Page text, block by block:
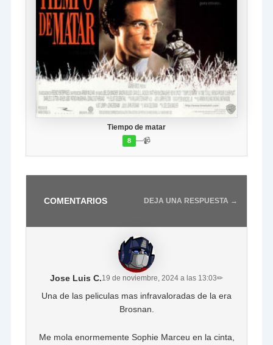
Tiempo de matar
8 —📹
COMENTARIOS DEJA UNA RESPUESTA →
Jose Luis C.19 de noviembre, 2024 a las 13:03✏
Una de las peliculas mas infravaloradas de la era
Brosnan.
Me mola enormemente Sophie Marceu en la cinta,